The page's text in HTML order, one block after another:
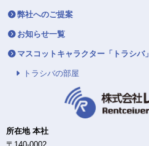
弊社へのご提案
お知らせ一覧
マスコットキャラクター「トラシバ」
トラシバの部屋
所在地 本社